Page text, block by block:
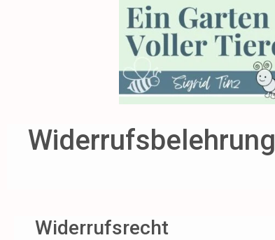
Widerrufsbelehrung
Widerrufsrecht